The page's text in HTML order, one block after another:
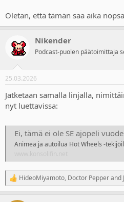
Oletan, että tämän saa aika
Nikender
Podcast-puolen päätoimittaja
25.03.2026
Jatketaan samalla linjalla,
nyt luettavissa:
Ei, tämä ei ole SE ajopeli vuodelta
Animea ja autoilua Hot Wheels -
R
e
HideoMiyamoto, Doctor Pepperand